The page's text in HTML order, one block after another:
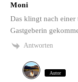
Moni
Das klingt nach
Gastgeberin
Antworten
Autor